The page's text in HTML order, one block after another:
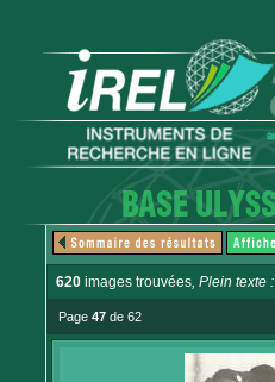
620 images trouvées, Plein texte :
Page 47 de 62